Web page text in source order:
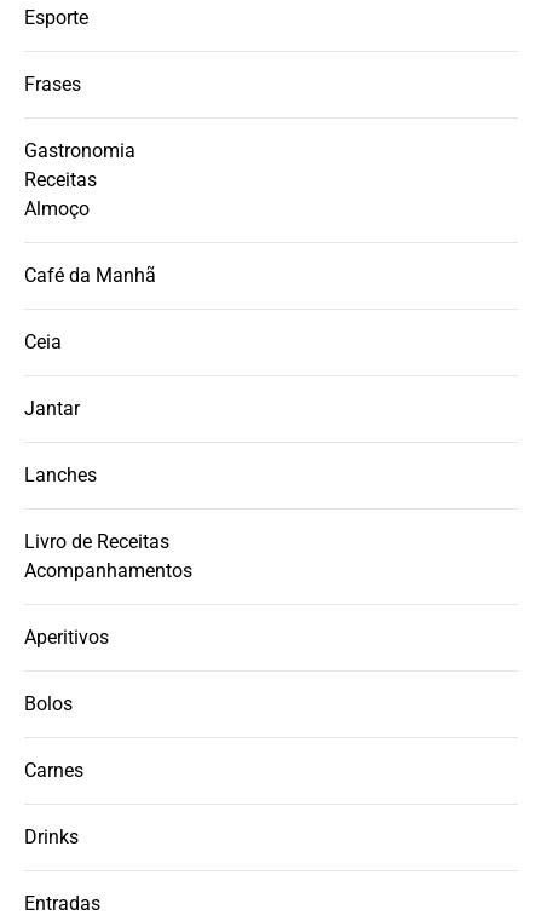
Esporte
Frases
Gastronomia
Receitas
Almoço
Café da Manhã
Ceia
Jantar
Lanches
Livro de Receitas
Acompanhamentos
Aperitivos
Bolos
Carnes
Drinks
Entradas